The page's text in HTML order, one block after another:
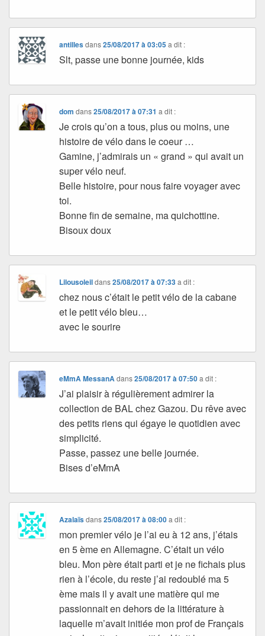
antillesdans25/08/2017 à 03:05 a dit :
Slt, passe une bonne journée, kids
dom dans25/08/2017 à 07:31 a dit :
Je crois qu’on a tous, plus ou moins, une
histoire de vélo dans le coeur …
Gamine, j’admirais un « grand » qui avait un
super vélo neuf.
Belle histoire, pour nous faire voyager avec
toi.
Bonne fin de semaine, ma quichottine.
Bisoux doux
Lilousoleildans25/08/2017 à 07:33 a dit :
chez nous c’était le petit vélo de la cabane
et le petit vélo bleu…
avec le sourire
eMmA MessanA dans25/08/2017 à 07:50 a dit :
J’ai plaisir à régulièrement admirer la
collection de BAL chez Gazou. Du rêve avec
des petits riens qui égaye le quotidien avec
simplicité.
Passe, passez une belle journée.
Bises d’eMmA
Azalaïsdans25/08/2017 à 08:00 a dit :
mon premier vélo je l’ai eu à 12 ans, j’étais
en 5 ème en Allemagne. C’était un vélo
bleu. Mon père était parti et je ne fichais plus
rien à l’école, du reste j’ai redoublé ma 5
ème mais il y avait une matière qui me
passionnait en dehors de la littérature à
laquelle m’avait initiée mon prof de Français